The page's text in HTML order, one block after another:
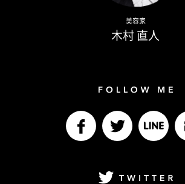
美容家
木村 直人